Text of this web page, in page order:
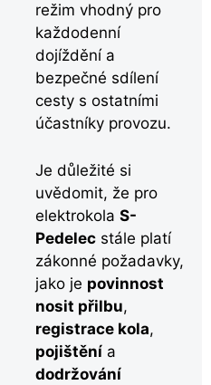
režim vhodný pro
každodenní
dojíždění a
bezpečné sdílení
cesty s ostatními
účastníky provozu.
Je důležité si
uvědomit, že pro
elektrokola S-
Pedelec stále platí
zákonné požadavky,
jako je povinnost
nosit přilbu,
registrace kola,
pojištění a
dodržování